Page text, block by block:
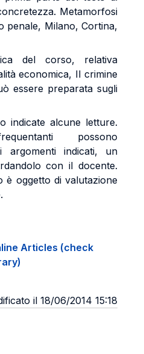
Metamorfosi
penale, Milano, Cortina,
del corso, relativa
economica, Il crimine
essere preparata sugli
indicate alcune letture.
possono
argomenti indicati, un
con il docente.
è oggetto di valutazione
Articles (check
il 18/06/2014 15:18